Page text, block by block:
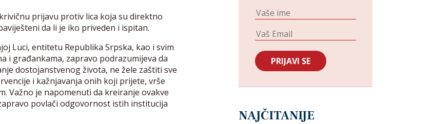
prijavu protiv lica koja su direktno
da li je iko priveden i ispitan.
Luci, entitetu Republika Srpska, kao i svim
i građankama, zapravo podrazumijeva da
dostojanstvenog života, ne žele zaštiti sve
i kažnjavanja onih koji prijete, vrše
Važno je napomenuti da kreiranje ovakve
povlači odgovornost istih institucija
NAJČITANIJE